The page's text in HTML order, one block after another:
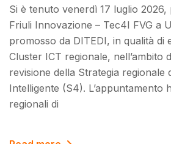
Si è tenuto venerdì 17 luglio 2026,
Friuli Innovazione – Tec4I FVG a
promosso da DITEDI, in qualità di
Cluster ICT regionale, nell’ambito
revisione della Strategia regionale
Intelligente (S4). L’appuntamento
regionali di